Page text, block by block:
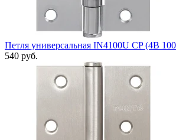
Петля универсальная IN4100U CP (4B
540 руб.